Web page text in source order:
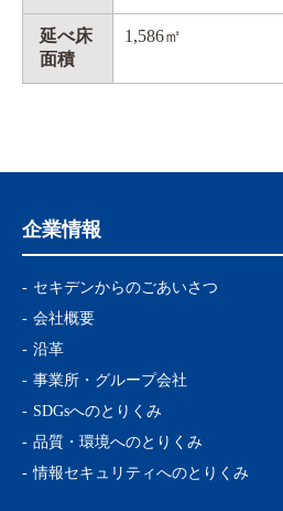
延べ床
面積
1,586㎡
企業情報
セキデンからのごあいさつ
会社概要
沿革
事業所・グループ会社
SDGsへのとりくみ
品質・環境へのとりくみ
情報セキュリティへのとりくみ